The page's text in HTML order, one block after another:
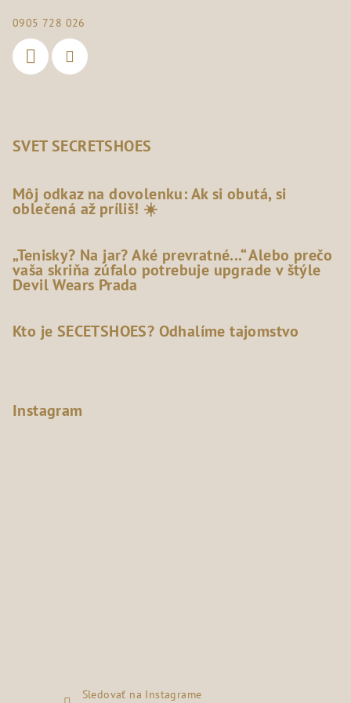
0905 728 026
SVET SECRETSHOES
Môj odkaz na dovolenku: Ak si obutá, si
oblečená až príliš! ☀️
„Tenisky? Na jar? Aké prevratné...“ Alebo prečo
vaša skriňa zúfalo potrebuje upgrade v štýle
Devil Wears Prada
Kto je SECETSHOES? Odhalíme tajomstvo
Instagram
Sledovať na Instagrame